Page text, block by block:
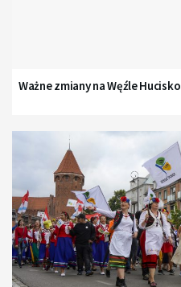
Ważne zmiany na Węźle Hucisko